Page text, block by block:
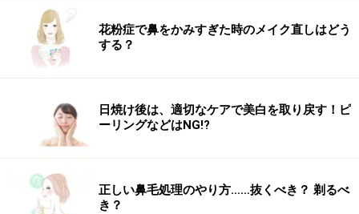
花粉症で鼻をかみすぎた時のメイク直しはどう
する？
日焼け後は、適切なケアで美白を取り戻す！ピ
ーリングなどはNG!?
正しい鼻毛処理のやり方……抜くべき？ 剃るべ
き？